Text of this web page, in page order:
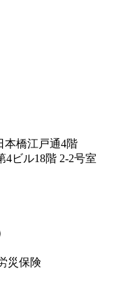
本橋江戸通4階
4ビル18階 2-2号室
災保険